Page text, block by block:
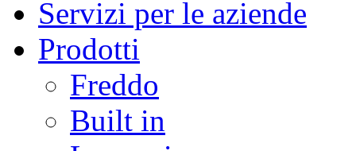
Servizi per le aziende
Prodotti
Freddo
Built in